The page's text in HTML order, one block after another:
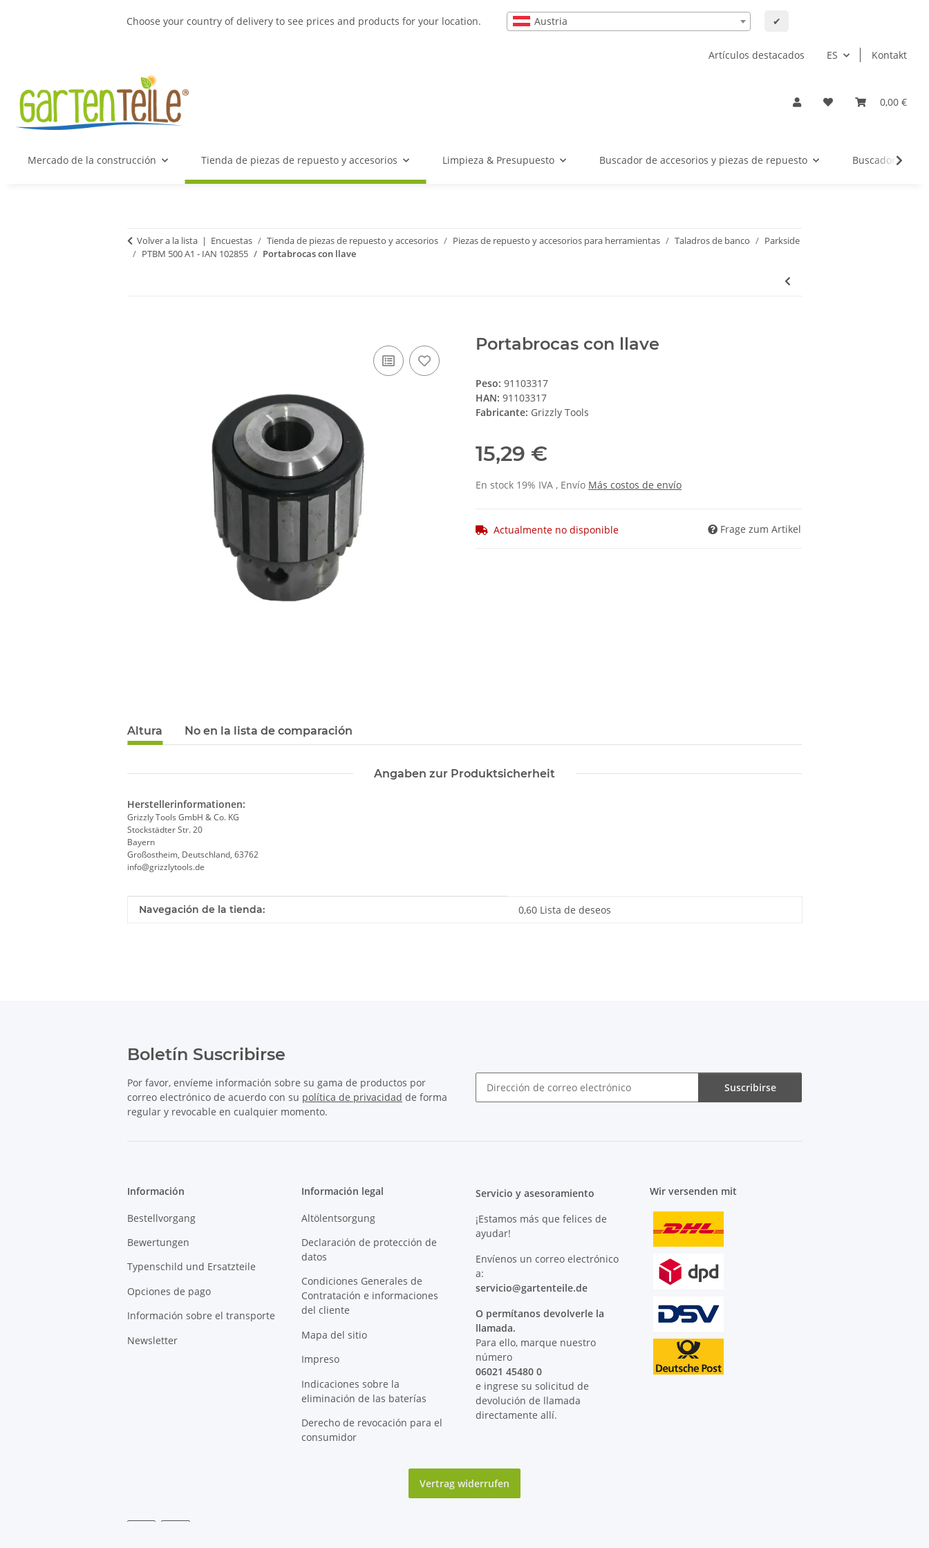
Choose your country of delivery to see prices and products for your location. Austria ✔
ES Kontakt
Artículos destacados
0,00 €
Mercado de la construcción Tienda de piezas de repuesto y accesorios Limpieza & Presupuesto Buscador de accesorios y piezas de repuesto Buscador de
Volver a la lista Encuestas Tienda de piezas de repuesto y accesorios Piezas de repuesto y accesorios para herramientas Taladros de banco
Parkside
PTBM 500 A1 - IAN 102855
Portabrocas con llave
Portabrocas con llave
Peso: 91103317
HAN: 91103317
Fabricante: Grizzly Tools
15,29 €
En stock 19% IVA , Envío Más costos de envío
Actualmente no disponible Frage zum Artikel
Altura No en la lista de comparación
Angaben zur Produktsicherheit
Herstellerinformationen:
Grizzly Tools GmbH & Co. KG
Stockstädter Str. 20
Bayern
Großostheim, Deutschland, 63762
info@grizzlytools.de
Valor
Fabricante
Navegación de la tienda: 0,60 Lista de deseos
Boletín Suscribirse
Por favor, envíeme información sobre su gama de productos por
correo electrónico de acuerdo con su política de privacidad de forma
regular y revocable en cualquier momento.
Suscribirse
Información
Bestellvorgang
Bewertungen
Typenschild und Ersatzteile
Opciones de pago
Información sobre el transporte
Newsletter
Información legal
Altölentsorgung
Declaración de protección de
datos
Condiciones Generales de
Contratación e informaciones
del cliente
Mapa del sitio
Impreso
Indicaciones sobre la
eliminación de las baterías
Derecho de revocación para el
consumidor
Servicio y asesoramiento
¡Estamos más que felices de
ayudar!
Envíenos un correo electrónico
a:
servicio@gartenteile.de
O permítanos devolverle la
llamada.
Para ello, marque nuestro
número
06021 45480 0
e ingrese su solicitud de
devolución de llamada
directamente allí.
Wir versenden mit
Vertrag widerrufen